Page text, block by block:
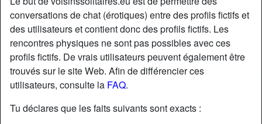
conversations de chat (érotiques) entre des profils fictifs et
des utilisateurs et contient donc des profils fictifs. Les
rencontres physiques ne sont pas possibles avec ces
profils fictifs. De vrais utilisateurs peuvent également être
trouvés sur le site Web. Afin de différencier ces
utilisateurs, consulte la FAQ.
Tu déclares que les faits suivants sont exacts :
starAjouter chatDiscuter !